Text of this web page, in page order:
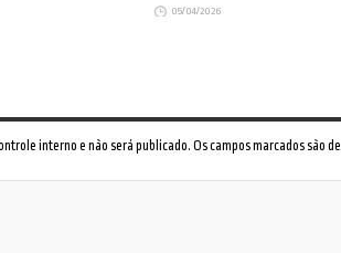
05/04/2026
interno e não será publicado. Os campos marcados são de